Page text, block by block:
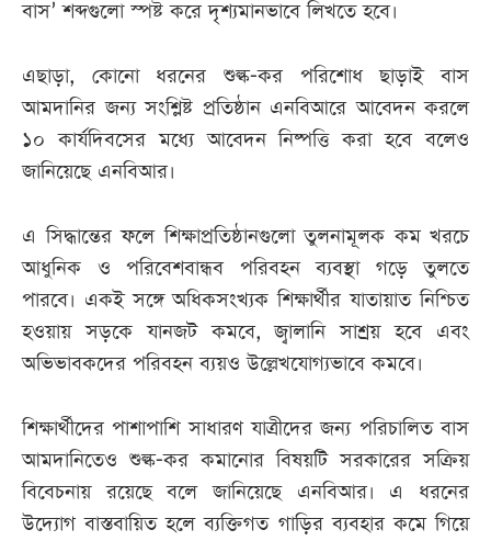
বাস’ শব্দগুলো স্পষ্ট করে দৃশ্যমানভাবে লিখতে হবে।
এছাড়া, কোনো ধরনের শুল্ক-কর পরিশোধ ছাড়াই বাস
আমদানির জন্য সংশ্লিষ্ট প্রতিষ্ঠান এনবিআরে আবেদন করলে
১০ কার্যদিবসের মধ্যে আবেদন নিষ্পত্তি করা হবে বলেও
জানিয়েছে এনবিআর।
এ সিদ্ধান্তের ফলে শিক্ষাপ্রতিষ্ঠানগুলো তুলনামূলক কম খরচে
আধুনিক ও পরিবেশবান্ধব পরিবহন ব্যবস্থা গড়ে তুলতে
পারবে। একই সঙ্গে অধিকসংখ্যক শিক্ষার্থীর যাতায়াত নিশ্চিত
হওয়ায় সড়কে যানজট কমবে, জ্বালানি সাশ্রয় হবে এবং
অভিভাবকদের পরিবহন ব্যয়ও উল্লেখযোগ্যভাবে কমবে।
শিক্ষার্থীদের পাশাপাশি সাধারণ যাত্রীদের জন্য পরিচালিত বাস
আমদানিতেও শুল্ক-কর কমানোর বিষয়টি সরকারের সক্রিয়
বিবেচনায় রয়েছে বলে জানিয়েছে এনবিআর। এ ধরনের
উদ্যোগ বাস্তবায়িত হলে ব্যক্তিগত গাড়ির ব্যবহার কমে গিয়ে